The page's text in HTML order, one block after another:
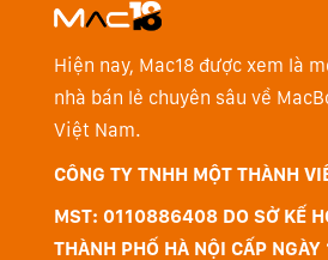
Hiện nay, Mac18 được xem là
nhà bán lẻ chuyên sâu về
Việt Nam.
CÔNG TY TNHH MỘT THÀNH
MST: 0110886408 DO SỞ KẾ
THÀNH PHỐ HÀ NỘI CẤP